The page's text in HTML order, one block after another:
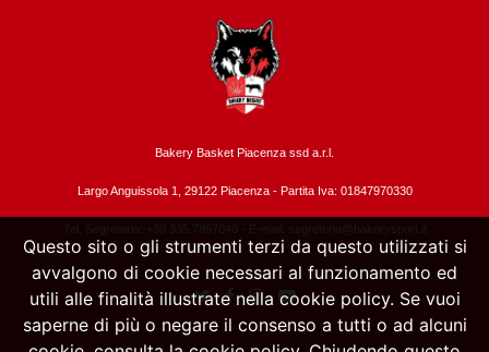
Bakery Basket Piacenza ssd a.r.l.
Largo Anguissola 1, 29122 Piacenza - Partita Iva: 01847970330
Tel. Segreteria: +39 335.7897040 - E-mail: segreteria@bakerysport.it
Questo sito o gli strumenti terzi da questo utilizzati si
avvalgono di cookie necessari al funzionamento ed
utili alle finalità illustrate nella cookie policy. Se vuoi
saperne di più o negare il consenso a tutti o ad alcuni